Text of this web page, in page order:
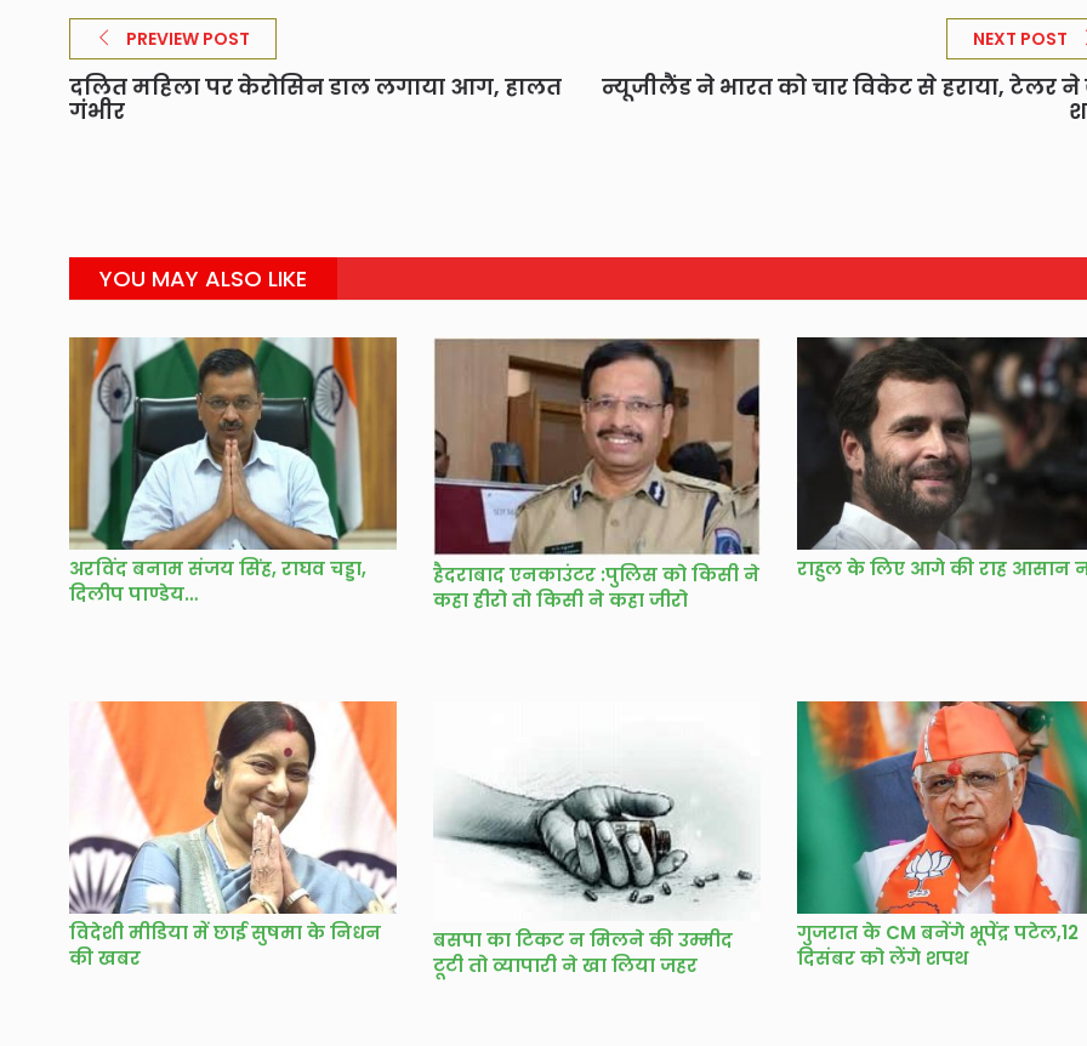
PREVIEW POST
दलित महिला पर केरोसिन डाल लगाया आग, हालत
गंभीर
NEXT POST
न्यूजीलैंड ने भारत को चार विकेट से हराया, टेलर ने
YOU MAY ALSO LIKE
अरविंद बनाम संजय सिंह, राघव चड्डा,
दिलीप पाण्डेय…
हैदराबाद एनकाउंटर :पुलिस को किसी ने
कहा हीरो तो किसी ने कहा जीरो
राहुल के लिए आगे की राह आसान
विदेशी मीडिया में छाई सुषमा के निधन
की खबर
बसपा का टिकट न मिलने की उम्मीद
टूटी तो व्यापारी ने खा लिया जहर
गुजरात के CM बनेंगे भूपेंद्र पटेल,12
दिसंबर को लेंगे शपथ